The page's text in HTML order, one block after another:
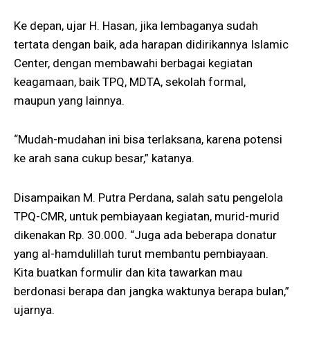
Ke depan, ujar H. Hasan, jika lembaganya sudah
tertata dengan baik, ada harapan didirikannya Islamic
Center, dengan membawahi berbagai kegiatan
keagamaan, baik TPQ, MDTA, sekolah formal,
maupun yang lainnya.
“Mudah-mudahan ini bisa terlaksana, karena potensi
ke arah sana cukup besar,” katanya.
Disampaikan M. Putra Perdana, salah satu pengelola
TPQ-CMR, untuk pembiayaan kegiatan, murid-murid
dikenakan Rp. 30.000. “Juga ada beberapa donatur
yang al-hamdulillah turut membantu pembiayaan.
Kita buatkan formulir dan kita tawarkan mau
berdonasi berapa dan jangka waktunya berapa bulan,”
ujarnya.